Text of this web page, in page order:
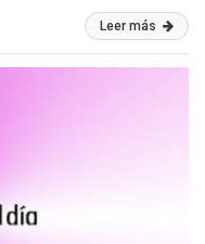
Leer más